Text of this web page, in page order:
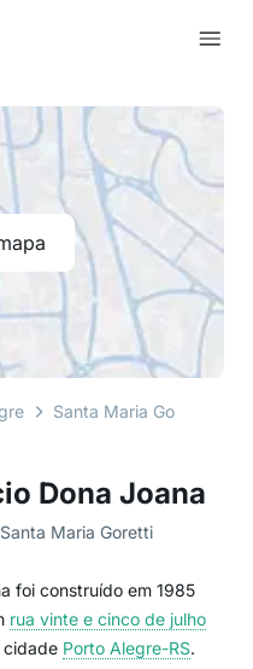
Dona Joana
Maria Goretti
foi construído em 1985
rua vinte e cinco de julho
cidade Porto Alegre-RS.
Santa Maria Goretti